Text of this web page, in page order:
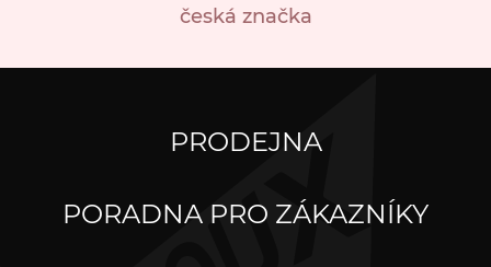
česká značka
PRODEJNA
PORADNA PRO ZÁKAZNÍKY